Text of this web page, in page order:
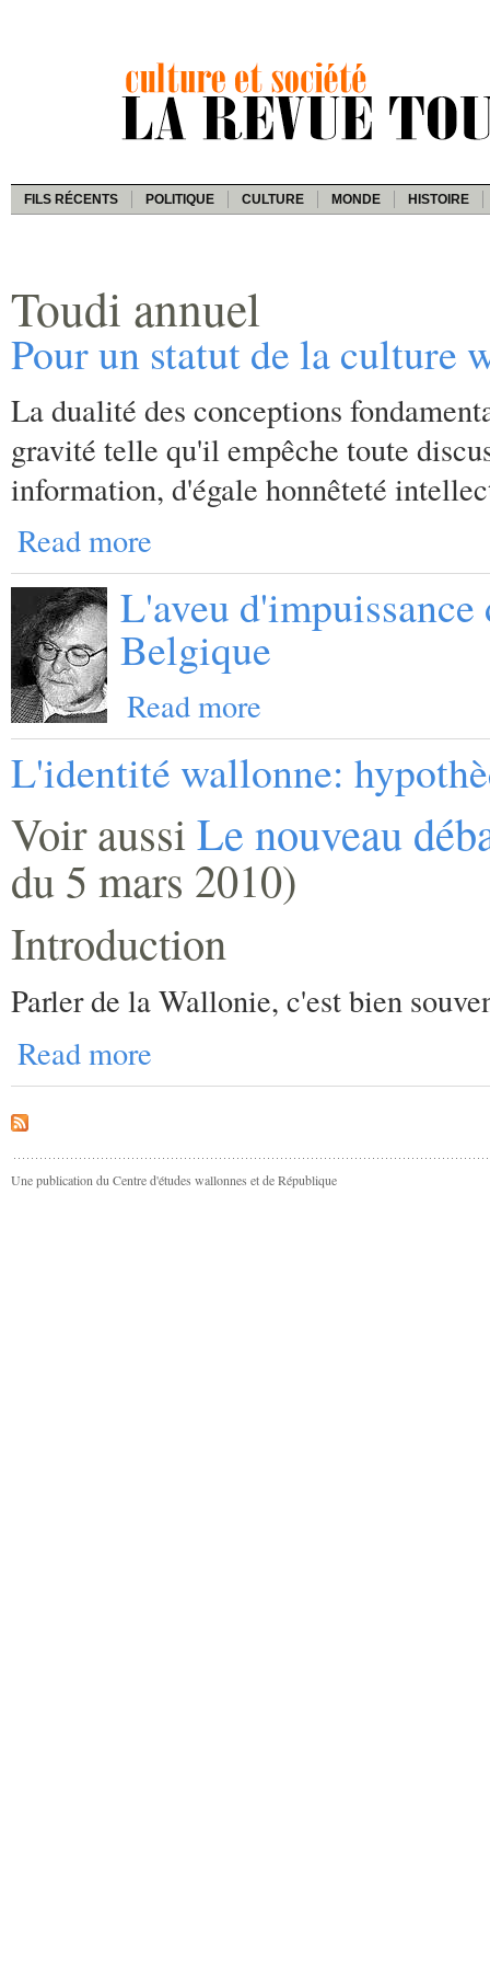
FILS RÉCENTS POLITIQUE CULTURE MONDE HISTOIRE
Toudi annuel
Pour un statut de la culture
La dualité des conceptions
gravité telle qu'il empêche toute
information, d'égale honnêteté
Read more
L'aveu
Belgique
Read more
L'identité wallonne:
Voir aussi Le nouveau
du 5 mars 2010)
Introduction
Parler de la Wallonie, c'est bien
Read more
Une publication du Centre d'études wallonnes et de République